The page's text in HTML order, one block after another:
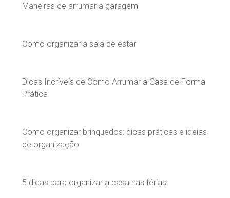
Maneiras de arrumar a garagem
Como organizar a sala de estar
Dicas Incríveis de Como Arrumar a Casa de Forma
Prática
Como organizar brinquedos: dicas práticas e ideias
de organização
5 dicas para organizar a casa nas férias